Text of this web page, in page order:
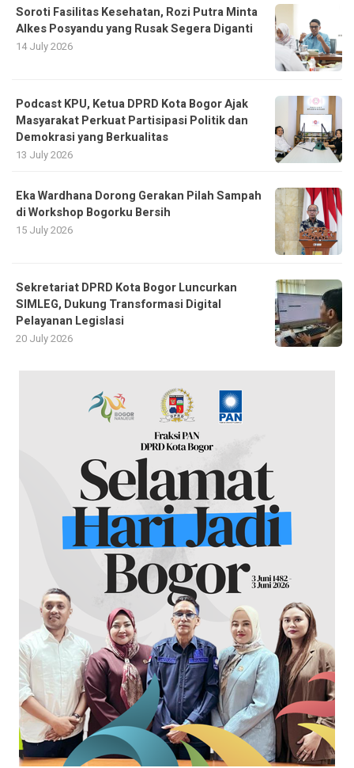
Soroti Fasilitas Kesehatan, Rozi Putra Minta
Alkes Posyandu yang Rusak Segera Diganti
14 July 2026
Podcast KPU, Ketua DPRD Kota Bogor Ajak
Masyarakat Perkuat Partisipasi Politik dan
Demokrasi yang Berkualitas
13 July 2026
Eka Wardhana Dorong Gerakan Pilah Sampah
di Workshop Bogorku Bersih
15 July 2026
Sekretariat DPRD Kota Bogor Luncurkan
SIMLEG, Dukung Transformasi Digital
Pelayanan Legislasi
20 July 2026